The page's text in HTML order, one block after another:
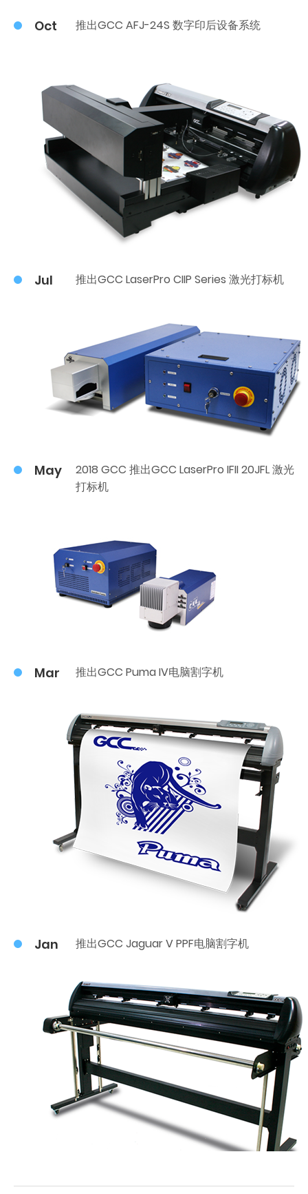
Oct 推出GCC AFJ-24S 数字印后设备系统
Jul 推出GCC LaserPro CIIP Series 激光打标机
May
2018 GCC 推出GCC LaserPro IFII 20JFL 激光
打标机
Mar 推出GCC Puma IV电脑割字机
Jan 推出GCC Jaguar V PPF电脑割字机